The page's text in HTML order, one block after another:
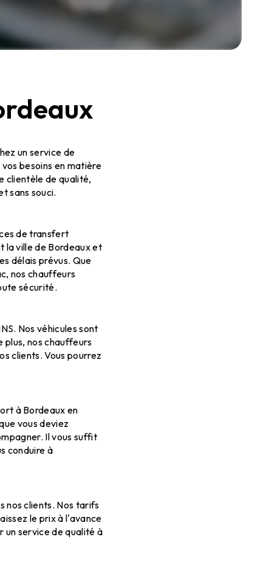
un service de
besoins en matière
clientèle de qualité,
sans souci.
de transfert
la ville de Bordeaux et
délais prévus. Que
nos chauffeurs
sécurité.
Nos véhicules sont
nos chauffeurs
clients. Vous pourrez
à Bordeaux en
vous deviez
Il vous suffit
conduire à
nos clients. Nos tarifs
le prix à l'avance
un service de qualité à